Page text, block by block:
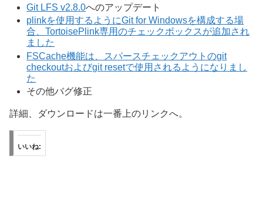
Git LFS v2.8.0へのアップデート
plinkを使用するようにGit for Windowsを構成する場
合、TortoisePlink専用のチェックボックスが追加され
ました
FSCache機能は、スパースチェックアウトのgit
checkoutおよびgit resetで使用されるようになりまし
た
その他バグ修正
詳細、ダウンロードは一番上のリンクへ。
いいね: